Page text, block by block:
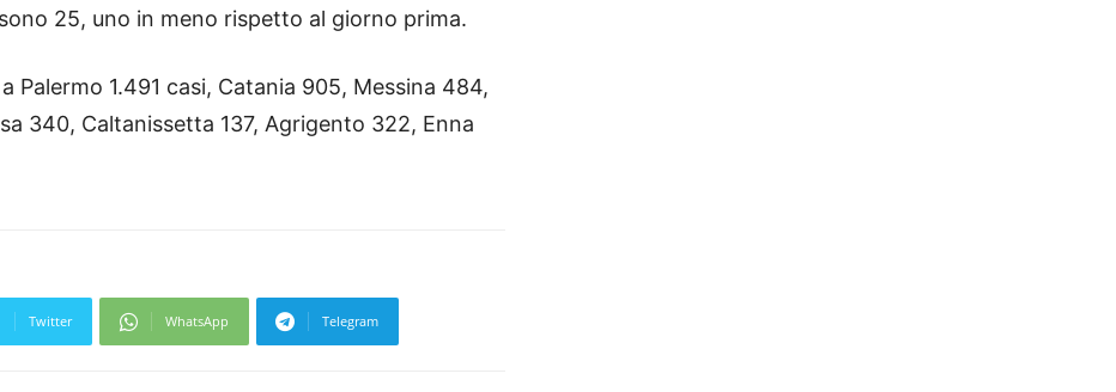
25, uno in meno rispetto al giorno prima.
Palermo 1.491 casi, Catania 905, Messina 484,
340, Caltanissetta 137, Agrigento 322, Enna
Twitter WhatsApp Telegram